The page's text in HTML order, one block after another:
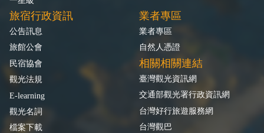
旅宿行政資訊
公告訊息
旅館公會
民宿協會
觀光法規
E-learning
觀光名詞
檔案下載
業者專區
業者專區
自然人憑證
相關相關連結
臺灣觀光資訊網
交通部觀光署行政資訊網
台灣好行旅遊服務網
台灣觀巴